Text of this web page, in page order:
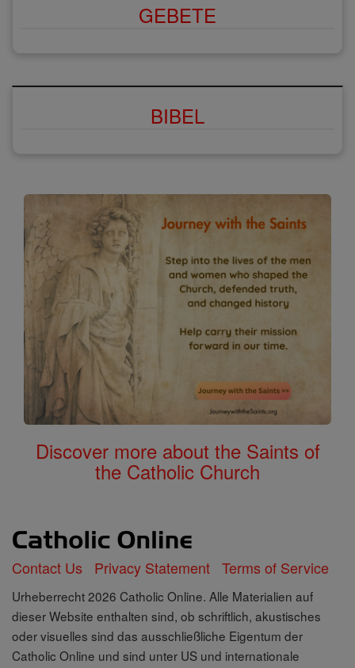
GEBETE
BIBEL
Discover more about the Saints of
the Catholic Church
Contact Us Privacy Statement Terms of Service
Urheberrecht 2026 Catholic Online. Alle Materialien auf
dieser Website enthalten sind, ob schriftlich, akustisches
oder visuelles sind das ausschließliche Eigentum der
Catholic Online und sind unter US und internationale